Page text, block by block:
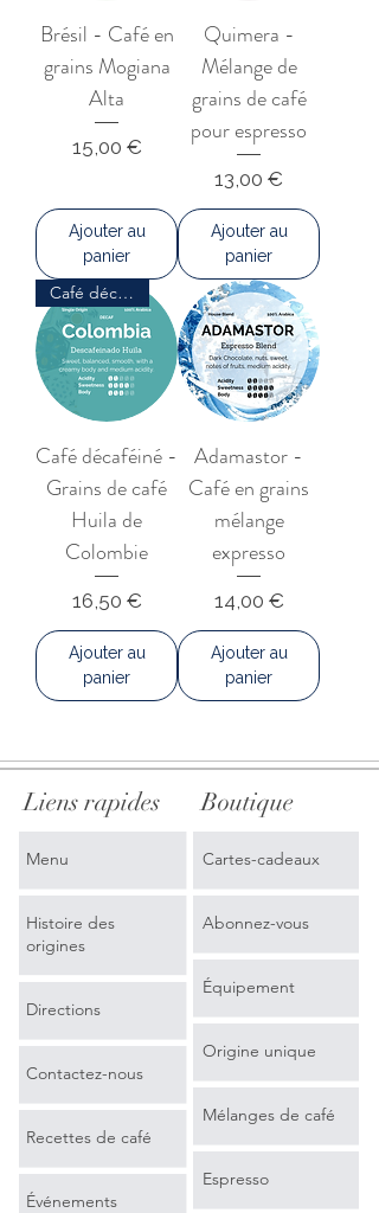
Brésil - Café en
grains Mogiana
Alta
Prix
15,00 €
Ajouter au
panier
Quimera -
Mélange de
grains de café
pour espresso
Prix
13,00 €
Ajouter au
panier
Café décaféiné
Café décaféiné -
Grains de café
Huila de
Colombie
Prix
16,50 €
Ajouter au
panier
Adamastor -
Café en grains
mélange
expresso
Prix
14,00 €
Ajouter au
panier
Liens rapides Boutique
Menu
Histoire des
origines
Directions
Contactez-nous
Recettes de café
Événements
Cartes-cadeaux
Abonnez-vous
Équipement
Origine unique
Mélanges de café
Espresso